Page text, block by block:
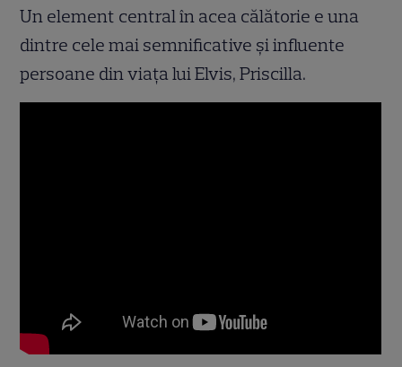
Un element central în acea călătorie e una
dintre cele mai semnificative şi influente
persoane din viaţa lui Elvis, Priscilla.